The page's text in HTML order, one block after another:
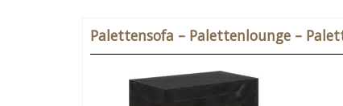
Palettensofa – Palettenlounge –